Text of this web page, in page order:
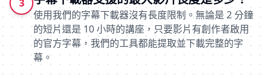
3
使用我們的字幕下載器沒有長度限制。無論是 2 分鐘
的短片還是 10 小時的講座，只要影片有創作者啟用
的官方字幕，我們的工具都能提取並下載完整的字
幕。